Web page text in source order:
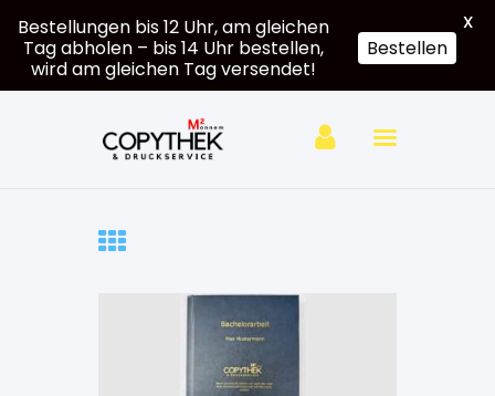
Großformat
Bestellungen bis 12 Uhr, am gleichen
Tag abholen – bis 14 Uhr bestellen,
wird am gleichen Tag versendet!
Bestellen
X